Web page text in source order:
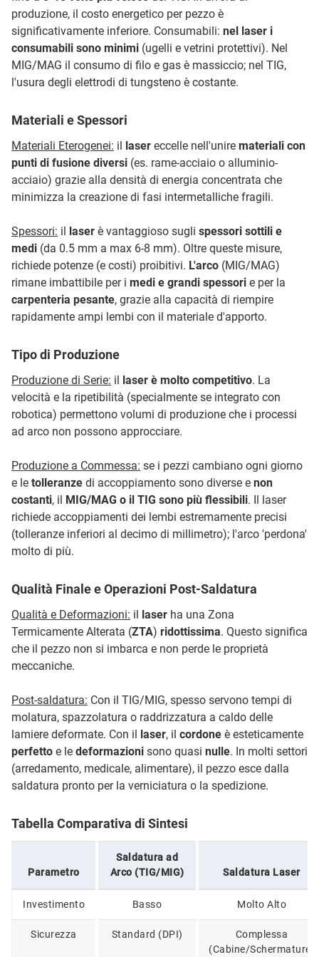
produzione, il costo energetico per pezzo è
significativamente inferiore. Consumabili: nel laser i
consumabili sono minimi (ugelli e vetrini protettivi). Nel
MIG/MAG il consumo di filo e gas è massiccio; nel TIG,
l'usura degli elettrodi di tungsteno è costante.
Materiali e Spessori
Materiali Eterogenei: il laser eccelle nell'unire materiali con
punti di fusione diversi (es. rame-acciaio o alluminio-
acciaio) grazie alla densità di energia concentrata che
minimizza la creazione di fasi intermetalliche fragili.
Spessori: il laser è vantaggioso sugli spessori sottili e
medi (da 0.5 mm a max 6-8 mm). Oltre queste misure,
richiede potenze (e costi) proibitivi. L'arco (MIG/MAG)
rimane imbattibile per i medi e grandi spessori e per la
carpenteria pesante, grazie alla capacità di riempire
rapidamente ampi lembi con il materiale d'apporto.
Tipo di Produzione
Produzione di Serie: il laser è molto competitivo. La
velocità e la ripetibilità (specialmente se integrato con
robotica) permettono volumi di produzione che i processi
ad arco non possono approcciare.
Produzione a Commessa: se i pezzi cambiano ogni giorno
e le tolleranze di accoppiamento sono diverse e non
costanti, il MIG/MAG o il TIG sono più flessibili. Il laser
richiede accoppiamenti dei lembi estremamente precisi
(tolleranze inferiori al decimo di millimetro); l'arco 'perdona'
molto di più.
Qualità Finale e Operazioni Post-Saldatura
Qualità e Deformazioni: il laser ha una Zona
Termicamente Alterata (ZTA) ridottissima. Questo significa
che il pezzo non si imbarca e non perde le proprietà
meccaniche.
Post-saldatura: Con il TIG/MIG, spesso servono tempi di
molatura, spazzolatura o raddrizzatura a caldo delle
lamiere deformate. Con il laser, il cordone è esteticamente
perfetto e le deformazioni sono quasi nulle. In molti settori
(arredamento, medicale, alimentare), il pezzo esce dalla
saldatura pronto per la verniciatura o la spedizione.
Tabella Comparativa di Sintesi
Parametro
Saldatura ad
Arco (TIG/MIG)
Saldatura Laser
Investimento Basso Molto Alto
Sicurezza Standard (DPI)
Complessa
(Cabine/Schermature)